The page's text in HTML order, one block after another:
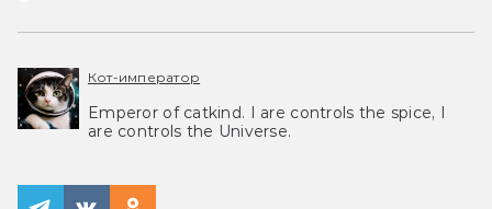
Кот-император
Emperor of catkind. I are controls the spice, I
are controls the Universe.